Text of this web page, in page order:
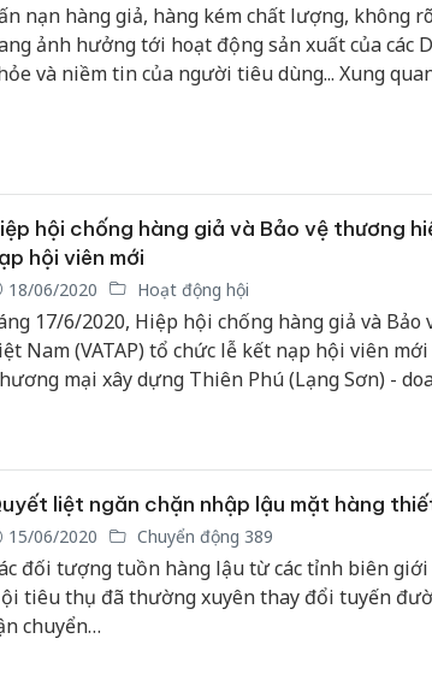
nạn hàng giả, hàng kém chất lượng, không
ảnh hưởng tới hoạt động sản xuất của các
và niềm tin của người tiêu dùng... Xung
hội chống hàng giả và Bảo vệ thương
hội viên mới
18/06/2020 Hoạt động hội
17/6/2020, Hiệp hội chống hàng giả và
Nam (VATAP) tổ chức lễ kết nạp hội viên
mại xây dựng Thiên Phú (Lạng Sơn) -
liệt ngăn chặn nhập lậu mặt hàng
15/06/2020 Chuyển động 389
đối tượng tuồn hàng lậu từ các tỉnh biên giới
tiêu thụ đã thường xuyên thay đổi tuyến
chuyển…